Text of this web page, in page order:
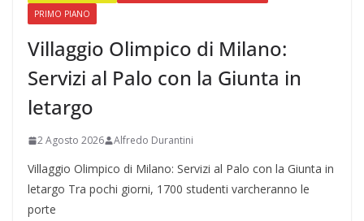
PRIMO PIANO
Villaggio Olimpico di Milano:
Servizi al Palo con la Giunta in
letargo
2 Agosto 2026 Alfredo Durantini
Villaggio Olimpico di Milano: Servizi al Palo con la Giunta in
letargo Tra pochi giorni, 1700 studenti varcheranno le
porte